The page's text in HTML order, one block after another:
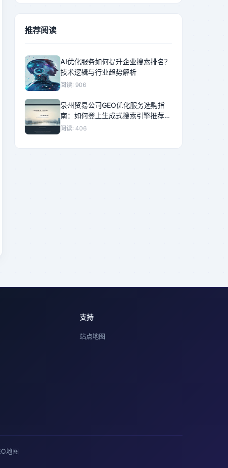
推荐阅读
AI优化服务如何提升企业搜索排名？
技术逻辑与行业趋势解析
阅读: 906
泉州贸易公司GEO优化服务选购指
南：如何登上生成式搜索引擎推荐首
位
阅读: 406
支持
站点地图
地图